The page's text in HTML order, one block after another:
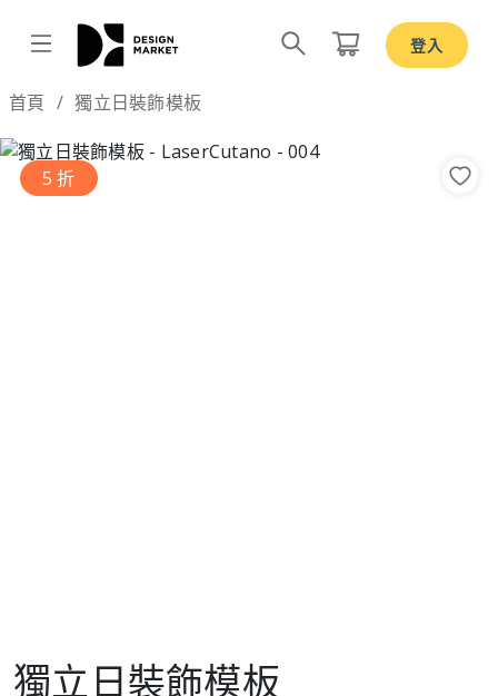
登入
首頁 獨立日裝飾模板
5 折
獨立日裝飾模板